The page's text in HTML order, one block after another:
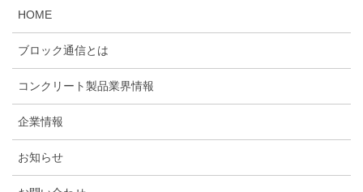
HOME
ブロック通信とは
コンクリート製品業界情報
企業情報
お知らせ